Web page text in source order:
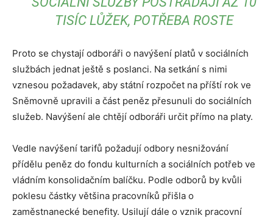
TISÍC LŮŽEK, POTŘEBA ROSTE
Proto se chystají odboráři o navýšení platů v sociálních
službách jednat ještě s poslanci. Na setkání s nimi
vznesou požadavek, aby státní rozpočet na příští rok ve
Sněmovně upravili a část peněz přesunuli do sociálních
služeb. Navýšení ale chtějí odboráři určit přímo na platy.
Vedle navýšení tarifů požadují odbory nesnižování
přídělu peněz do fondu kulturních a sociálních potřeb ve
vládním konsolidačním balíčku. Podle odborů by kvůli
poklesu částky většina pracovníků přišla o
zaměstnanecké benefity. Usilují dále o vznik pracovní